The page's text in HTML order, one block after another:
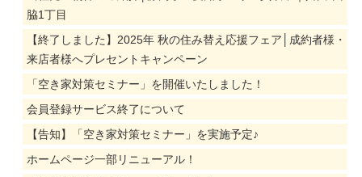
脇1丁目
【終了しました】2025年 秋の住み替え応援フェア│成約者様・
来店者様へプレセントキャンペーン
「空き家対策セミナー」を開催いたしました！
会員登録サービス終了について
【告知】「空き家対策セミナー」を実施予定♪
ホームページ一部リニューアル！